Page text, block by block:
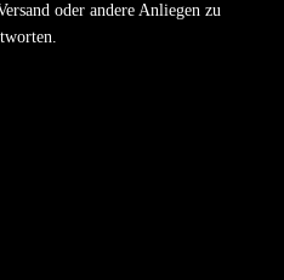
oder andere Anliegen zu